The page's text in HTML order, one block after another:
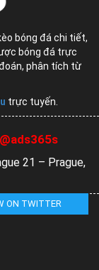
bóng đá chi tiết,
bóng đá trực
phân tích từ
trực tuyến.
@ads365s
21 – Prague,
ON TWITTER